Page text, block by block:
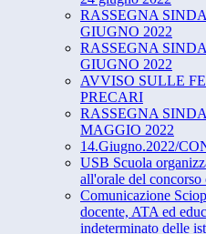
RASSEGNA
GIUGNO 2022
RASSEGNA
GIUGNO 2022
AVVISO SULLE
PRECARI
RASSEGNA
MAGGIO 2022
14.Giugno.2022/
USB Scuola
all'orale del
Comunicazione
docente, ATA ed
indeterminato delle